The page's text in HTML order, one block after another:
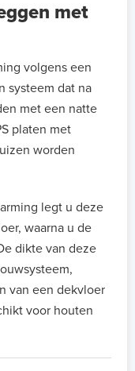
met
volgens een
systeem dat na
met een natte
platen met
worden
legt u deze
waarna u de
dikte van deze
van een dekvloer
voor houten